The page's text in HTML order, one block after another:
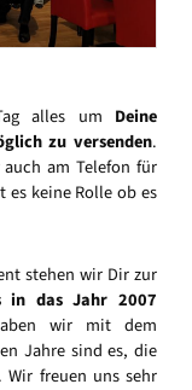
alles um Deine
zu versenden.
am Telefon für
es keine Rolle ob es
stehen wir Dir zur
in das Jahr 2007
wir mit dem
Jahre sind es, die
freuen uns sehr